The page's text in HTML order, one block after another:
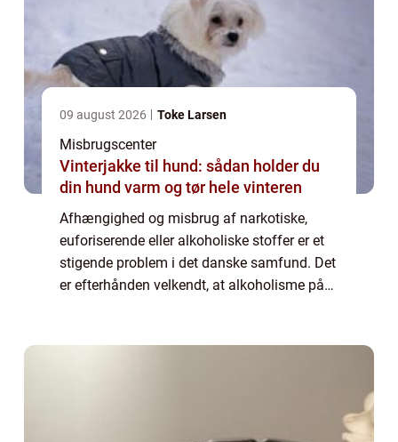
09 august 2026 Toke Larsen
Misbrugscenter
Vinterjakke til hund: sådan holder du
din hund varm og tør hele vinteren
Afhængighed og misbrug af narkotiske,
euforiserende eller alkoholiske stoffer er et
stigende problem i det danske samfund. Det
er efterhånden velkendt, at alkoholisme på